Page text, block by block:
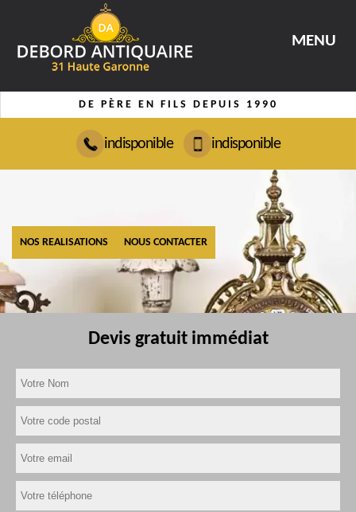
MENU
DE PÈRE EN FILS DEPUIS 1990
indisponible indisponible
NOS REALISATIONS NOUS CONTACTER
Devis gratuit immédiat